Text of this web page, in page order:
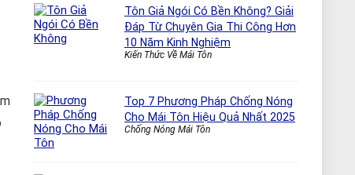
Tôn Giả Ngói Có Bền Không? Giải
Đáp Từ Chuyên Gia Thi Công Hơn
10 Năm Kinh Nghiệm
Kiến Thức Về Mái Tôn
Top 7 Phương Pháp Chống Nóng
Cho Mái Tôn Hiệu Quả Nhất 2025
Chống Nóng Mái Tôn